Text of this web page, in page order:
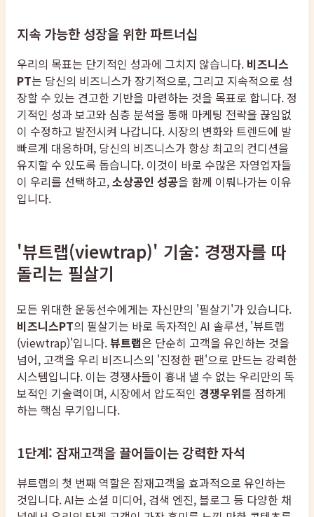
지속 가능한 성장을 위한 파트너십
우리의 목표는 단기적인 성과에 그치지 않습니다. 비즈니스
PT는 당신의 비즈니스가 장기적으로, 그리고 지속적으로 성
장할 수 있는 견고한 기반을 마련하는 것을 목표로 합니다. 정
기적인 성과 보고와 심층 분석을 통해 마케팅 전략을 끊임없
이 수정하고 발전시켜 나갑니다. 시장의 변화와 트렌드에 발
빠르게 대응하며, 당신의 비즈니스가 항상 최고의 컨디션을
유지할 수 있도록 돕습니다. 이것이 바로 수많은 자영업자들
이 우리를 선택하고,소상공인 성공을 함께 이뤄나가는 이유
입니다.
'뷰트랩(viewtrap)' 기술: 경쟁자를 따
돌리는 필살기
모든 위대한 운동선수에게는 자신만의 '필살기'가 있습니다.
비즈니스PT의 필살기는 바로 독자적인 AI 솔루션, '뷰트랩
(viewtrap)'입니다.뷰트랩은 단순히 고객을 유인하는 것을
넘어, 고객을 우리 비즈니스의 '진정한 팬'으로 만드는 강력한
시스템입니다. 이는 경쟁사들이 흉내 낼 수 없는 우리만의 독
보적인 기술력이며, 시장에서 압도적인 경쟁우위를 점하게
하는 핵심 무기입니다.
1단계: 잠재고객을 끌어들이는 강력한 자석
뷰트랩의 첫 번째 역할은 잠재고객을 효과적으로 유인하는
것입니다. AI는 소셜 미디어, 검색 엔진, 블로그 등 다양한 채